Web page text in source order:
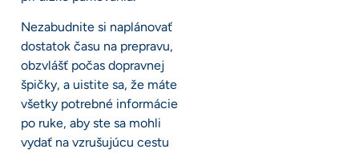
Nezabudnite si naplánovať
dostatok času na prepravu,
obzvlášť počas dopravnej
špičky, a uistite sa, že máte
všetky potrebné informácie
po ruke, aby ste sa mohli
vydať na vzrušujúcu cestu